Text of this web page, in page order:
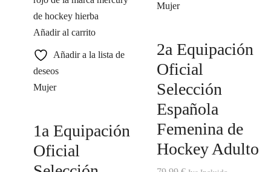
Añadir al carrito
Añadir a la lista de
deseos
Mujer
1a Equipación
Oficial
Mujer
2a Equipación
Oficial
Selección
Española
Femenina de
Hockey Adulto